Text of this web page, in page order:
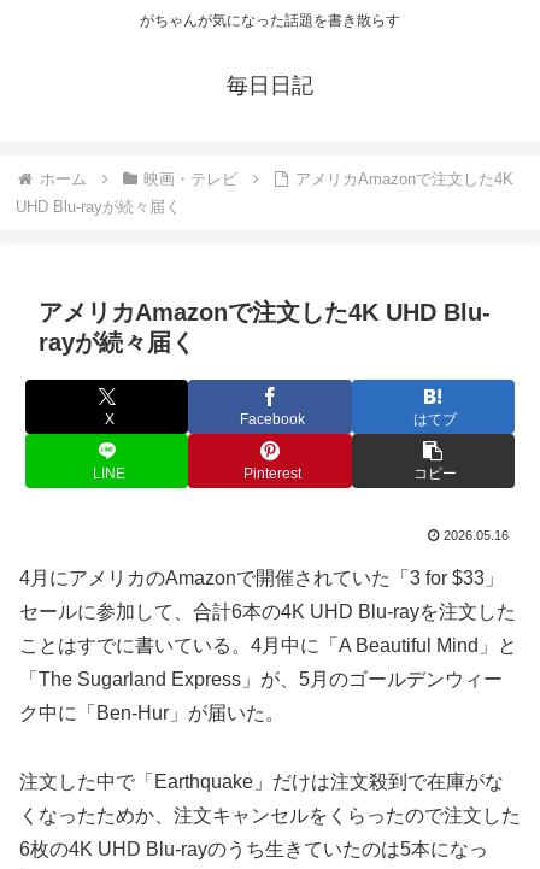
がちゃんが気になった話題を書き散らす
毎日日記
ホーム 映画・テレビ
アメリカAmazonで注文した4K
UHD Blu-rayが続々届く
アメリカAmazonで注文した4K UHD Blu-
rayが続々届く
X Facebook はてブ
LINE Pinterest コピー
2026.05.16
4月にアメリカのAmazonで開催されていた「3 for $33」
セールに参加して、合計6本の4K UHD Blu-rayを注文した
ことはすでに書いている。4月中に「A Beautiful Mind」と
「The Sugarland Express」が、5月のゴールデンウィー
ク中に「Ben-Hur」が届いた。
注文した中で「Earthquake」だけは注文殺到で在庫がな
くなったためか、注文キャンセルをくらったので注文した
6枚の4K UHD Blu-rayのうち生きていたのは5本になっ